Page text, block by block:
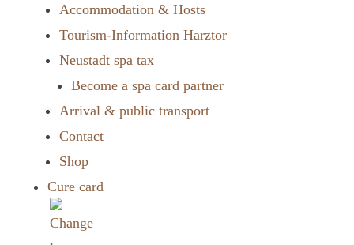
Accommodation & Hosts
Tourism-Information Harztor
Neustadt spa tax
Become a spa card partner
Arrival & public transport
Contact
Shop
Cure card